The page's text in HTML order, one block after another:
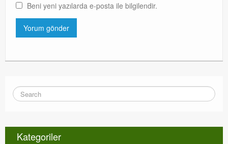
Beni yeni yazılarda e-posta ile bilgilendir.
Kategoriler